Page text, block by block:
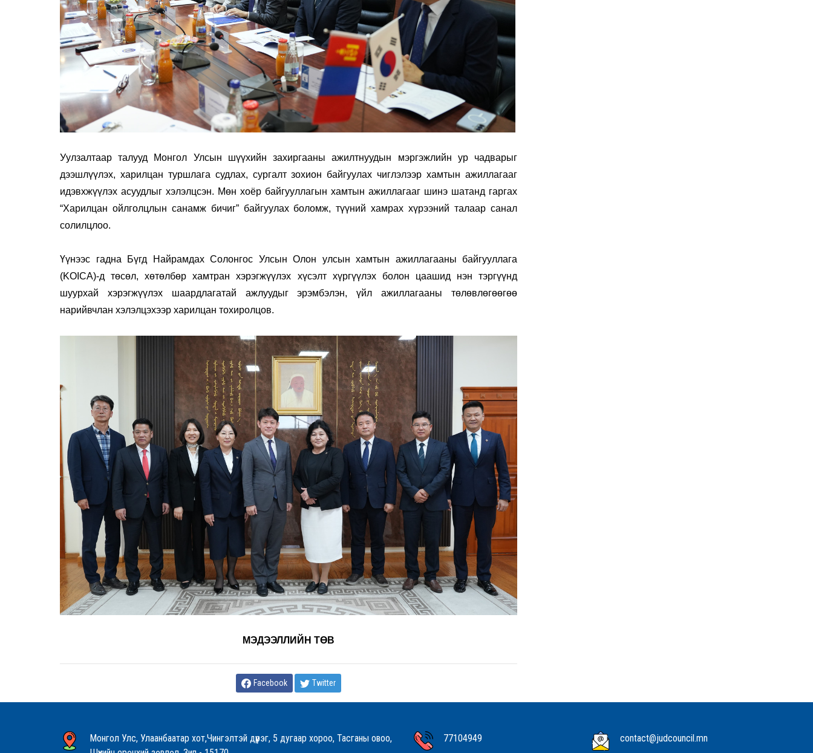
Уулзалтаар талууд Монгол Улсын шүүхийн захиргааны ажилтнуудын мэргэжлийн ур чадварыг
дээшлүүлэх, харилцан туршлага судлах, сургалт зохион байгуулах чиглэлээр хамтын ажиллагааг
идэвхжүүлэх асуудлыг хэлэлцсэн. Мөн хоёр байгууллагын хамтын ажиллагааг шинэ шатанд гаргах
“Харилцан ойлголцлын санамж бичиг” байгуулах боломж, түүний хамрах хүрээний талаар санал
солилцлоо.
Үүнээс гадна Бүгд Найрамдах Солонгос Улсын Олон улсын хамтын ажиллагааны байгууллага
(KOICA)-д төсөл, хөтөлбөр хамтран хэрэгжүүлэх хүсэлт хүргүүлэх болон цаашид нэн тэргүүнд
шуурхай хэрэгжүүлэх шаардлагатай ажлуудыг эрэмбэлэн, үйл ажиллагааны төлөвлөгөөгөө
нарийвчлан хэлэлцэхээр харилцан тохиролцов.
МЭДЭЭЛЛИЙН ТӨВ
Facebook Twitter
Монгол Улс, Улаанбаатар хот,Чингэлтэй дүүрэг, 5 дугаар хороо, Тасганы овоо,
77104949 contact@judcouncil.mn